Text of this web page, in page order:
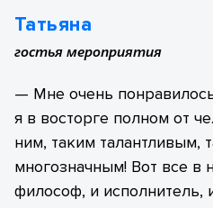
Татьяна
гостья мероприятия
— Мне очень
я в восторге полном от
ним, таким талантливым,
многозначным! Вот все в
философ, и исполнитель,